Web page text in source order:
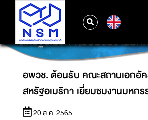
อพวช. ต้อนรับ คณะสถานเอ
สหรัฐอเมริกา เยี่ยมชมงานม
อพวช. ต้อนรับ คณะสถานเอกอั
สหรัฐอเมริกา เยี่ยมชมงานมหก
20 ส.ค. 2565